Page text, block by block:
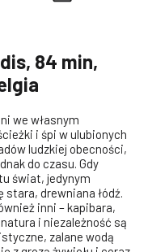
84 min,
we własnym
i śpi w ulubionych
ludzkiej obecności,
do czasu. Gdy
świat, jedynym
drewniana łódź.
inni – kapibara,
i niezależność są
zalane wodą